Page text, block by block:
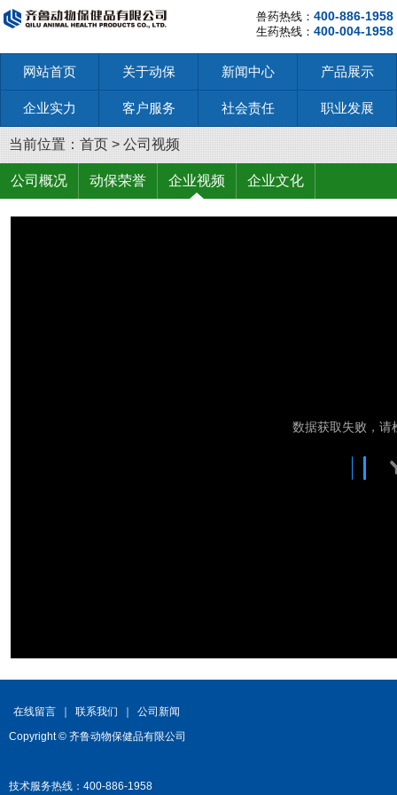
兽药热线： 400-886-1958
生药热线： 400-004-1958
网站首页 关于动保 新闻中心 产品展示
企业实力 客户服务 社会责任 职业发展
当前位置： 首页 > 公司视频
公司概况 动保荣誉 企业视频 企业文化
在线留言 联系我们
公司新闻
Copyright © 齐鲁动物保健品有限公司
技术服务热线：400-886-1958